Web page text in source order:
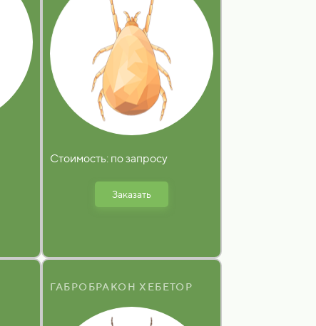
Стоимость: по запросу
Заказать
ГАБРОБРАКОН ХЕБЕТОР